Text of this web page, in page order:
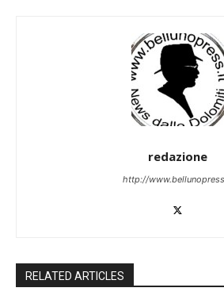
redazione
http://
RELATED ARTICLES